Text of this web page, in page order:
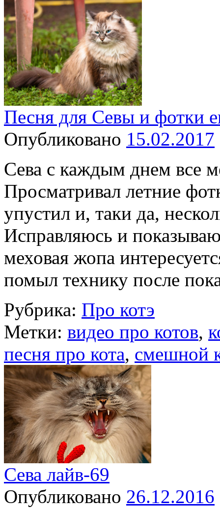
Песня для Севы и фотки
Опубликовано 15.02.2017
Сева с каждым днем все
Просматривал летние
упустил и, таки да,
Исправляюсь и
меховая жопа
помыл технику после
Рубрика: Про котэ
Метки: видео про котов,
песня про кота, смешной
Сева лайв-69
Опубликовано 26.12.2016